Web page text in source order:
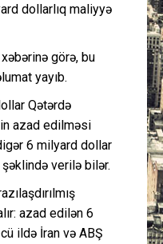
Əlaqə
dollarlıq maliyyə
görə, bu
yayıb.
Qətərdə
azad edilməsi
6 milyard dollar
verilə bilər.
azad edilən 6
ildə İran və ABŞ